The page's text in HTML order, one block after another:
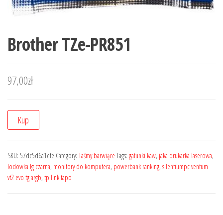
Brother TZe-PR851
97,00zł
Kup
SKU: 57dc5d6a1efe Category: Taśmy barwiące Tags: gatunki kaw, jaka drukarka laserowa,
lodowka lg czarna, monitory do komputera, powerbank ranking, silentiumpc ventum
vt2 evo tg argb, tp link tapo